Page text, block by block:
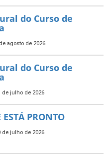
do Curso de
agosto de 2026
do Curso de
de julho de 2026
ESTÁ PRONTO
de julho de 2026